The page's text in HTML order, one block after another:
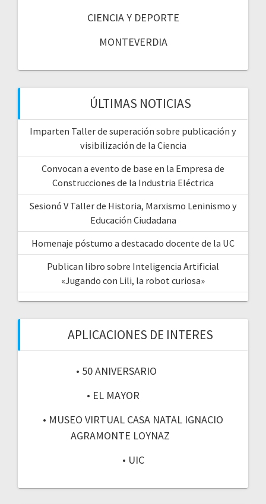
CIENCIA Y DEPORTE
MONTEVERDIA
ÚLTIMAS NOTICIAS
Imparten Taller de superación sobre publicación y
visibilización de la Ciencia
Convocan a evento de base en la Empresa de
Construcciones de la Industria Eléctrica
Sesionó V Taller de Historia, Marxismo Leninismo y
Educación Ciudadana
Homenaje póstumo a destacado docente de la UC
Publican libro sobre Inteligencia Artificial
«Jugando con Lili, la robot curiosa»
APLICACIONES DE INTERES
• 50 ANIVERSARIO
• EL MAYOR
• MUSEO VIRTUAL CASA NATAL IGNACIO
AGRAMONTE LOYNAZ
• UIC